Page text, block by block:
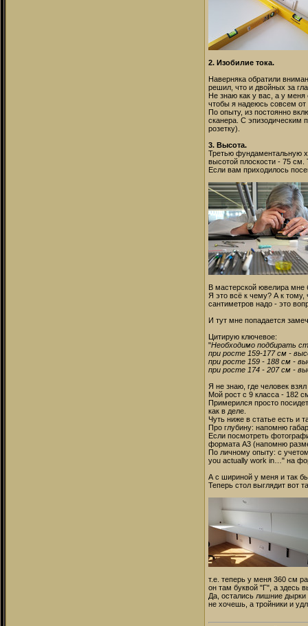
2. Изобилие тока.
Наверняка обратили
решил, что и двойных за
Не знаю как у вас, а у меня
чтобы я надеюсь совсем от
По опыту, из постоянно
сканера. С эпизодическим
розетку).
3. Высота.
Третью фундаментальную
высотой плоскости - 75
Если вам приходилось
В мастерской ювелира мне
Я это всё к чему? А к тому,
сантиметров надо - это
И тут мне попадается
Цитирую ключевое:
"Необходимо подбирать
при росте 159-177 см -
при росте 159 - 188 см -
при росте 174 - 207 см -
Я не знаю, где человек
Мой рост с 9 класса - 182
Примерился просто
как в деле.
Чуть ниже в статье есть и
Про глубину: напомню
Если посмотреть
формата А3 (напомню
По личному опыту: с
you actually work in…" на
А с шириной у меня и так
Теперь стол выглядит вот
т.е. теперь у меня 360 см
он там буквой "Г", а здесь
Да, остались лишние
не хочешь, а тройники и